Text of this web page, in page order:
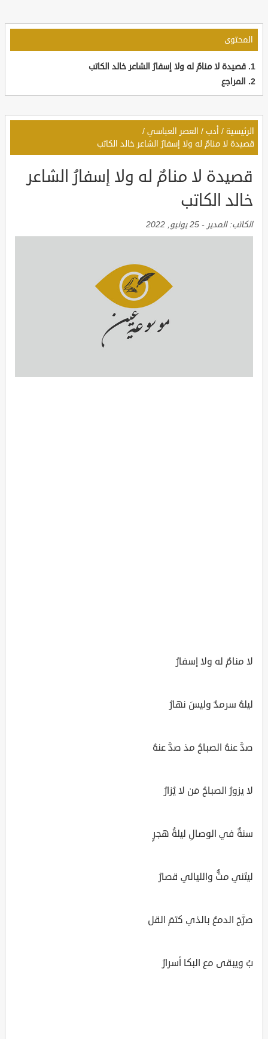
المحتوى
قصيدة لا منامٌ له ولا إسفارُ الشاعر خالد الكاتب
المراجع
الرئيسية / أدب / العصر العباسي /
قصيدة لا منامٌ له ولا إسفارُ الشاعر خالد الكاتب
قصيدة لا منامٌ له ولا إسفارُ الشاعر
خالد الكاتب
الكاتب:المدير - 25 يونيو, 2022
لا منامٌ له ولا إسفارُ
ليلهُ سرمدٌ وليسَ نهارُ
صدَّ عنهُ الصباحُ مذ صدَّ عنهُ
لا يزورُ الصباحُ مَن لا يُزارُ
سنةٌ في الوصالِ ليلةُ هجرٍ
ليتَني متُّ والليالي قصارُ
صرَّحَ الدمعُ بالذي كتمَ القل
بُ ويبقى مع البكا أسرارُ